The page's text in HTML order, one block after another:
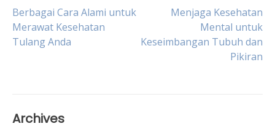
Post
navigation
Berbagai Cara Alami untuk
Merawat Kesehatan
Tulang Anda
Menjaga Kesehatan
Mental untuk
Keseimbangan Tubuh dan
Pikiran
Archives